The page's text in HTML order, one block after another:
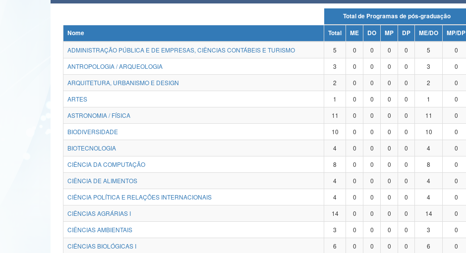
Total de Programas de pós-graduação
Nome
Total ME DO MP DP ME/DO MP/DP
ADMINISTRAÇÃO PÚBLICA E DE EMPRESAS, CIÊNCIAS CONTÁBEIS E TURISMO
5 0 0 0 0 5 0
ANTROPOLOGIA / ARQUEOLOGIA
3 0 0 0 0 3 0
ARQUITETURA, URBANISMO E DESIGN
2 0 0 0 0 2 0
ARTES
1 0 0 0 0 1 0
ASTRONOMIA / FÍSICA
11 0 0 0 0 11 0
BIODIVERSIDADE
10 0 0 0 0 10 0
BIOTECNOLOGIA
4 0 0 0 0 4 0
CIÊNCIA DA COMPUTAÇÃO
8 0 0 0 0 8 0
CIÊNCIA DE ALIMENTOS
4 0 0 0 0 4 0
CIÊNCIA POLÍTICA E RELAÇÕES INTERNACIONAIS
4 0 0 0 0 4 0
CIÊNCIAS AGRÁRIAS I
14 0 0 0 0 14 0
CIÊNCIAS AMBIENTAIS
3 0 0 0 0 3 0
CIÊNCIAS BIOLÓGICAS I
6 0 0 0 0 6 0